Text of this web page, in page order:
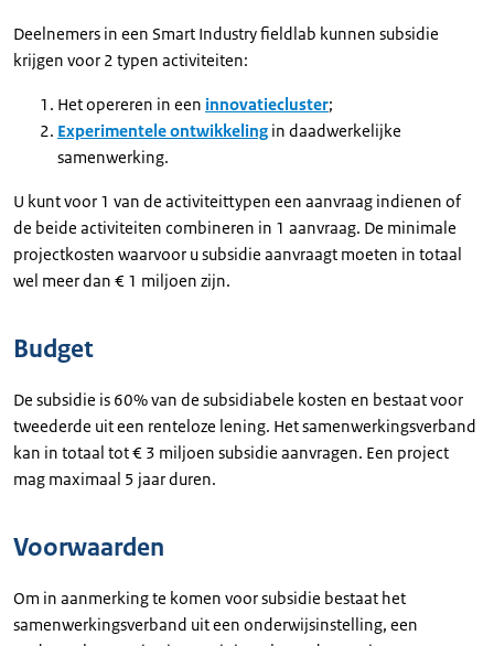
Deelnemers in een Smart Industry fieldlab kunnen subsidie
krijgen voor 2 typen activiteiten:
Het opereren in een innovatiecluster;
Experimentele ontwikkeling in daadwerkelijke
samenwerking.
U kunt voor 1 van de activiteittypen een aanvraag indienen of
de beide activiteiten combineren in 1 aanvraag. De minimale
projectkosten waarvoor u subsidie aanvraagt moeten in totaal
wel meer dan € 1 miljoen zijn.
Budget
De subsidie is 60% van de subsidiabele kosten en bestaat voor
tweederde uit een renteloze lening. Het samenwerkingsverband
kan in totaal tot € 3 miljoen subsidie aanvragen. Een project
mag maximaal 5 jaar duren.
Voorwaarden
Om in aanmerking te komen voor subsidie bestaat het
samenwerkingsverband uit een onderwijsinstelling, een